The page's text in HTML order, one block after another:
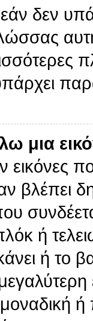
δεν
μια
εικόνες
βλέπει
ή
κάνει ή